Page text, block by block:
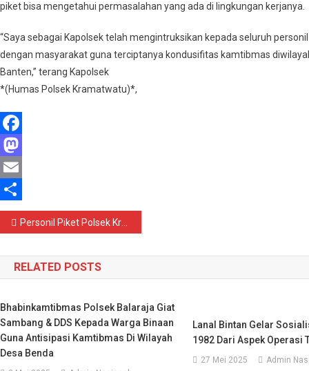
piket bisa mengetahui permasalahan yang ada di lingkungan kerjanya.
“Saya sebagai Kapolsek telah mengintruksikan kepada seluruh
dengan masyarakat guna terciptanya kondusifitas kamtibmas
Banten,” terang Kapolsek
*(Humas Polsek Kramatwatu)*,
Facebook
Mastodon
Email
Share
Navigasi
pos
Personil Piket Polsek Kramatwatu Polresta Serkot melaksanakan Kegiatan patroli*
RELATED POSTS
Bhabinkamtibmas Polsek Balaraja Giat
Sambang & DDS Kepada Warga Binaan
Guna Antisipasi Kamtibmas Di Wilayah
Desa Benda
Lanal Bintan Gelar
1982 Dari Aspek Operasi
27 Mei 2025 Admin